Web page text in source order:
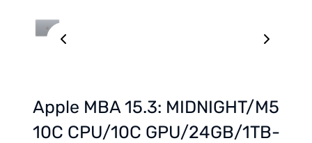
Apple MBA 15.3: MIDNIGHT/M5
10C CPU/10C GPU/24GB/1TB-